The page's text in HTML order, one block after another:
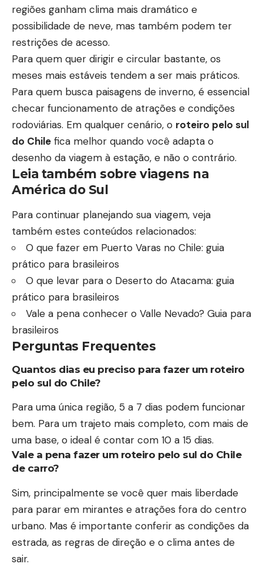
regiões ganham clima mais dramático e
possibilidade de neve, mas também podem ter
restrições de acesso.
Para quem quer dirigir e circular bastante, os
meses mais estáveis tendem a ser mais práticos.
Para quem busca paisagens de inverno, é essencial
checar funcionamento de atrações e condições
rodoviárias. Em qualquer cenário, o roteiro pelo sul
do Chile fica melhor quando você adapta o
desenho da viagem à estação, e não o contrário.
Leia também sobre viagens na
América do Sul
Para continuar planejando sua viagem, veja
também estes conteúdos relacionados:
O que fazer em Puerto Varas no Chile: guia
prático para brasileiros
O que levar para o Deserto do Atacama: guia
prático para brasileiros
Vale a pena conhecer o Valle Nevado? Guia para
brasileiros
Perguntas Frequentes
Quantos dias eu preciso para fazer um roteiro
pelo sul do Chile?
Para uma única região, 5 a 7 dias podem funcionar
bem. Para um trajeto mais completo, com mais de
uma base, o ideal é contar com 10 a 15 dias.
Vale a pena fazer um roteiro pelo sul do Chile
de carro?
Sim, principalmente se você quer mais liberdade
para parar em mirantes e atrações fora do centro
urbano. Mas é importante conferir as condições da
estrada, as regras de direção e o clima antes de
sair.